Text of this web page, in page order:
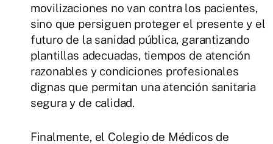
movilizaciones no van contra los pacientes,
sino que persiguen proteger el presente y el
futuro de la sanidad pública, garantizando
plantillas adecuadas, tiempos de atención
razonables y condiciones profesionales
dignas que permitan una atención sanitaria
segura y de calidad.
Finalmente, el Colegio de Médicos de